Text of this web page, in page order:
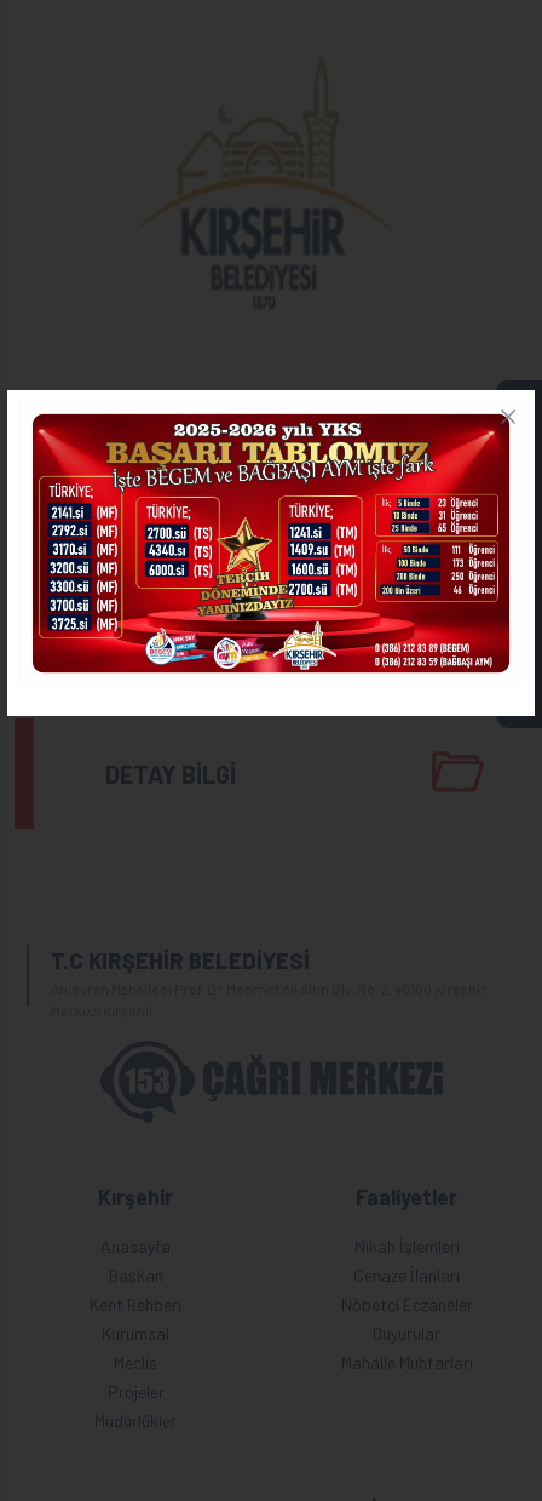
İhale Tarihi
25.07.2025 -
10:30
İhale No
2025/948196
Kırşehir Belediyesi
ALT TEMEL VE MICIR MALZEMESİ SATIN
ALINACAKTIR
Oluşturma Tarihi:26.06.2025 - 09:15
DETAY BİLGİ
T.C KIRŞEHİR BELEDİYESİ
Kırşehir
Anasayfa
Başkan
Kent Rehberi
Kurumsal
Meclis
Projeler
Müdürlükler
Faaliyetler
Nikah İşlemleri
Cenaze İlanları
Nöbetçi Eczaneler
Duyurular
Mahalle Muhtarları
ONLİNE İŞLEMLER